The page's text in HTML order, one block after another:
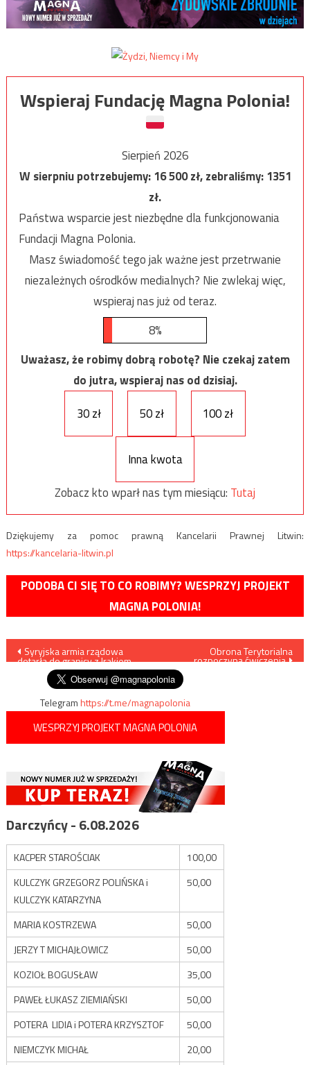
Wspieraj Fundację Magna Polonia!
Sierpień 2026
W sierpniu potrzebujemy:16 500zł, zebraliśmy:1351
zł.
Państwa wsparcie jest niezbędne dla funkcjonowania
Fundacji Magna Polonia.
Masz świadomość tego jak ważne jest przetrwanie
niezależnych ośrodków medialnych? Nie zwlekaj więc,
wspieraj nas już od teraz.
8%
Uważasz, że robimy dobrą robotę? Nie czekaj zatem
do jutra, wspieraj nas od dzisiaj.
30 zł
50 zł 100 zł
Inna kwota
Zobacz kto wparł nas tym miesiącu: Tutaj
Dziękujemy za pomoc prawną Kancelarii Prawnej Litwin:
https://kancelaria-litwin.pl
PODOBA CI SIĘ TO CO ROBIMY? WESPRZYJ PROJEKT
MAGNA POLONIA!
Nawigacja
wpisu
Syryjska armia rządowa
dotarła do granicy z Irakiem
Obrona Terytorialna
rozpoczyna ćwiczenia
Telegramhttps://t.me/magnapolonia
WESPRZYJ PROJEKT MAGNA POLONIA
Darczyńcy - 6.08.2026
KACPER STAROŚCIAK
100,00
KULCZYK GRZEGORZ POLIŃSKA i
KULCZYK KATARZYNA
50,00
MARIA KOSTRZEWA
50,00
JERZY T MICHAJŁOWICZ
50,00
KOZIOŁ BOGUSŁAW
35,00
PAWEŁ ŁUKASZ ZIEMIAŃSKI
50,00
POTERA LIDIA i POTERA KRZYSZTOF
50,00
NIEMCZYK MICHAŁ
20,00